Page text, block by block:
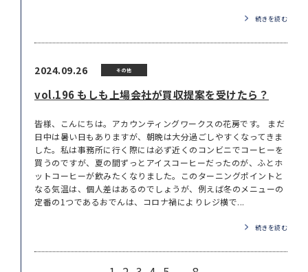
続きを読む
2024.09.26 その他
vol.196 もしも上場会社が買収提案を受けたら？
皆様、こんにちは。アカウンティングワークスの花房です。 まだ
日中は暑い日もありますが、朝晩は大分過ごしやすくなってきま
した。私は事務所に行く際には必ず近くのコンビニでコーヒーを
買うのですが、夏の間ずっとアイスコーヒーだったのが、ふとホ
ットコーヒーが飲みたくなりました。このターニングポイントと
なる気温は、個人差はあるのでしょうが、例えば冬のメニューの
定番の1つであるおでんは、コロナ禍によりレジ横で...
続きを読む